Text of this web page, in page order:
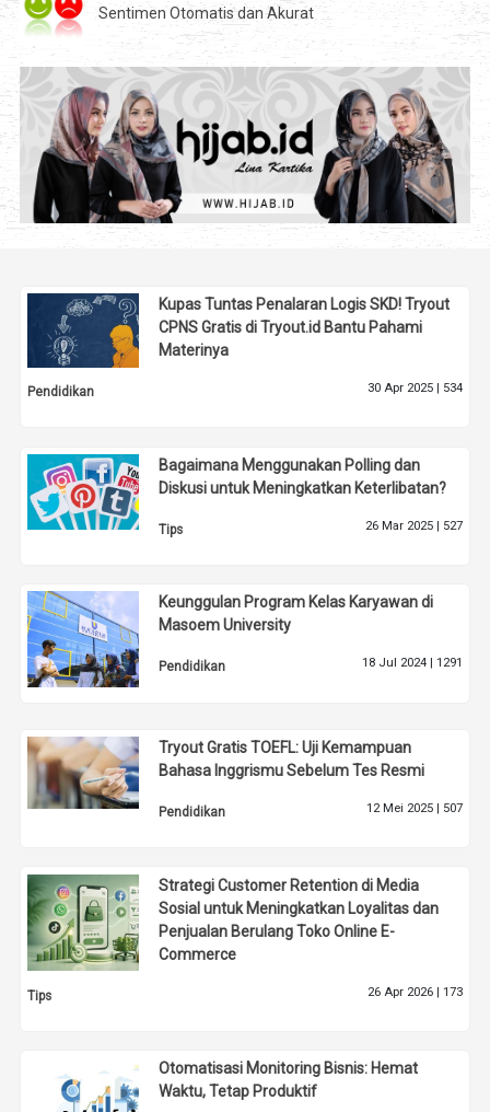
Sentimen Otomatis dan Akurat
Kupas Tuntas Penalaran Logis SKD! Tryout
CPNS Gratis di Tryout.id Bantu Pahami
Materinya
Pendidikan 30 Apr 2025 | 534
Bagaimana Menggunakan Polling dan
Diskusi untuk Meningkatkan Keterlibatan?
Tips 26 Mar 2025 | 527
Keunggulan Program Kelas Karyawan di
Masoem University
Pendidikan 18 Jul 2024 | 1291
Tryout Gratis TOEFL: Uji Kemampuan
Bahasa Inggrismu Sebelum Tes Resmi
Pendidikan 12 Mei 2025 | 507
Strategi Customer Retention di Media
Sosial untuk Meningkatkan Loyalitas dan
Penjualan Berulang Toko Online E-
Commerce
Tips 26 Apr 2026 | 173
Otomatisasi Monitoring Bisnis: Hemat
Waktu, Tetap Produktif